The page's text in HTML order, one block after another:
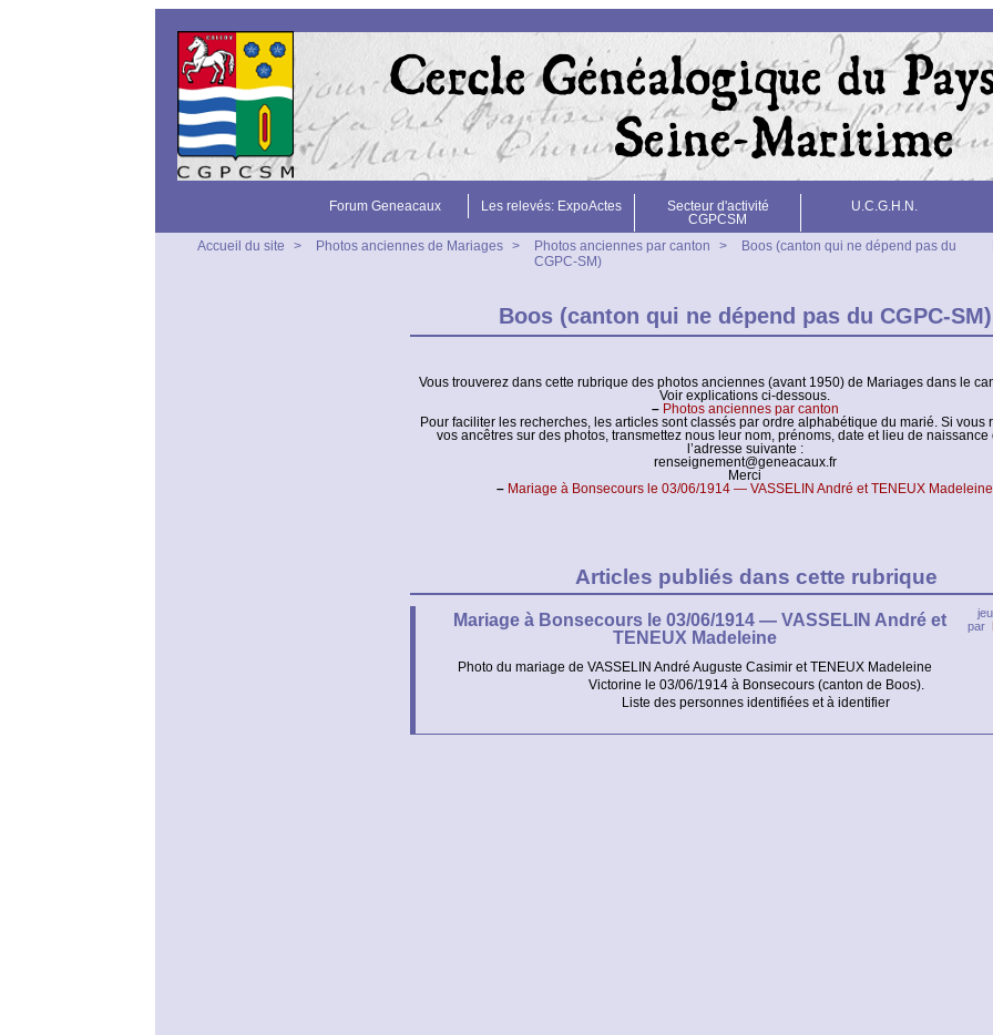
Forum Geneacaux Les relevés: ExpoActes
Secteur d'activité
CGPCSM
U.C.G.H.N.
Accueil du site > Photos anciennes de Mariages > Photos anciennes par canton >
Boos (canton qui ne dépend pas du
CGPC-SM)
Boos (canton qui ne dépend pas du CGPC-SM)
Vous trouverez dans cette rubrique des photos anciennes (avant 1950) de Mariages dans le
Voir explications ci-dessous.
– Photos anciennes par canton
Pour faciliter les recherches, les articles sont classés par ordre alphabétique du marié. Si vous
vos ancêtres sur des photos, transmettez nous leur nom, prénoms, date et lieu de naissance
l’adresse suivante :
renseignement@geneacaux.fr
Merci
– Mariage à Bonsecours le 03/06/1914 — VASSELIN André et TENEUX Madeleine
Articles publiés dans cette rubrique
par
Mariage à Bonsecours le 03/06/1914 — VASSELIN André et
TENEUX Madeleine
Photo du mariage de VASSELIN André Auguste Casimir et TENEUX Madeleine
Victorine le 03/06/1914 à Bonsecours (canton de Boos).
Liste des personnes identifiées et à identifier